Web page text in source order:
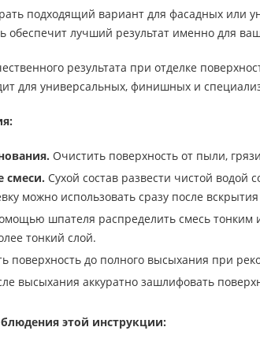
подходящий вариант для фасадных или
обеспечит лучший результат именно для
результата при отделке
для универсальных, финишных и
Очистить поверхность от пыли,
смеси. Сухой состав развести чистой
можно использовать сразу после
шпателя распределить смесь тонким
тонкий слой.
поверхность до полного высыхания при
высыхания аккуратно зашлифовать
этой инструкции: